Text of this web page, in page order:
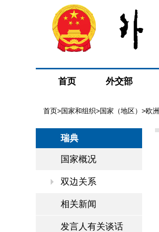
首页 外交部
首页>国家和组织>国家（地区） >欧洲
瑞典
国家概况
双边关系
相关新闻
发言人有关谈话